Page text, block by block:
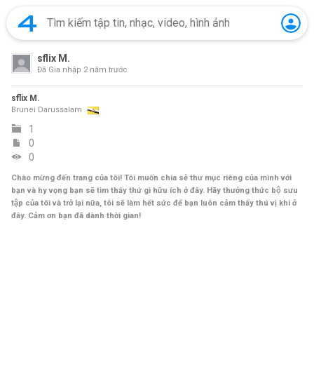
sflix M.
Đã Gia nhập 2 năm trước
sflix M.
Brunei Darussalam
1
0
0
Chào mừng đến trang của tôi! Tôi muốn chia sẻ thư mục riêng của mình với
bạn và hy vọng bạn sẽ tìm thấy thứ gì hữu ích ở đây. Hãy thưởng thức bộ sưu
tập của tôi và trở lại nữa, tôi sẽ làm hết sức để bạn luôn cảm thấy thú vị khi ở
đây. Cảm ơn bạn đã dành thời gian!